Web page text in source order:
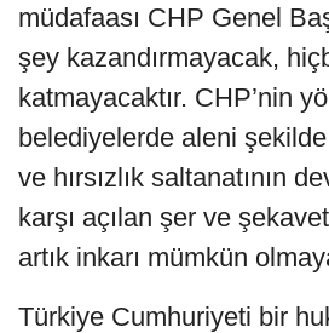
müdafaası CHP Genel
şey kazandırmayacak,
katmayacaktır. CHP’nin
belediyelerde aleni
ve hırsızlık saltanatının
karşı açılan şer ve
artık inkarı mümkün
Türkiye Cumhuriyeti bir